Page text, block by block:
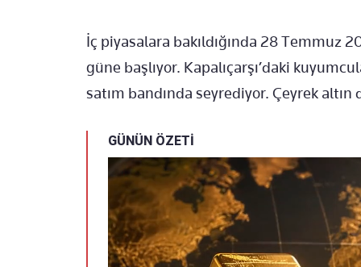
İç piyasalara bakıldığında 28 Temmuz
güne başlıyor. Kapalıçarşı’daki
satım bandında seyrediyor. Çeyrek altın
GÜNÜN ÖZETİ